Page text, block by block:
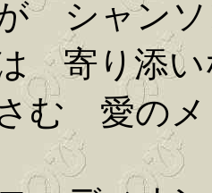
ャンソ
り添い
愛のメ